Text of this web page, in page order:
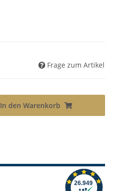
Frage zum Artikel
In den Warenkorb